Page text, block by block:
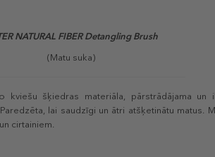
NATURAL FIBERDetangling Brush
(Matu suka)
kviešu šķiedras materiāla, pārstrādājama un
lai saudzīgi un ātri atšķetinātu matus.
cirtainiem.